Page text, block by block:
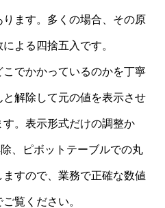
ます。多くの場合、その原
よる四捨五入です。
でかかっているのかを丁寧
解除して元の値を表示させ
。表示形式だけの調整か
、ピボットテーブルでの丸
すので、業務で正確な数値
覧ください。